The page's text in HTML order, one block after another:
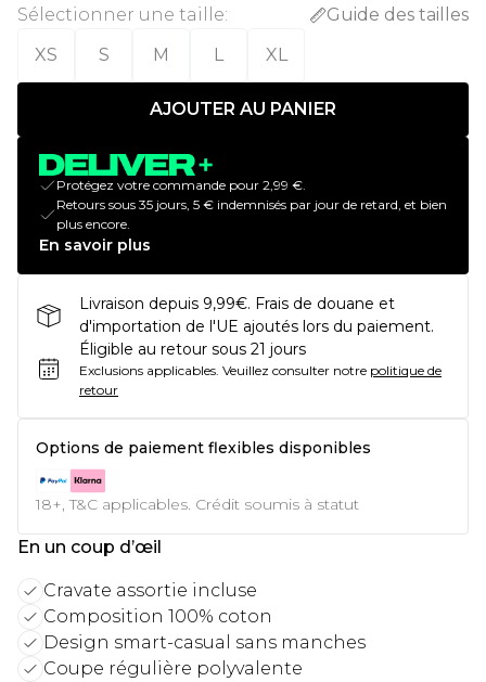
Sélectionner une taille:
Guide des tailles
XS
S M L XL
AJOUTER AU PANIER
Protégez votre commande pour 2,99 €.
Retours sous 35 jours, 5 € indemnisés par jour de retard, et bien
plus encore.
En savoir plus
Livraison depuis 9,99€. Frais de douane et
d'importation de l'UE ajoutés lors du paiement.
Éligible au retour sous 21 jours
Exclusions applicables. Veuillez consulter notre politique de
retour
Options de paiement flexibles disponibles
18+, T&C applicables. Crédit soumis à statut
En un coup d’œil
Cravate assortie incluse
Composition 100% coton
Design smart-casual sans manches
Coupe régulière polyvalente